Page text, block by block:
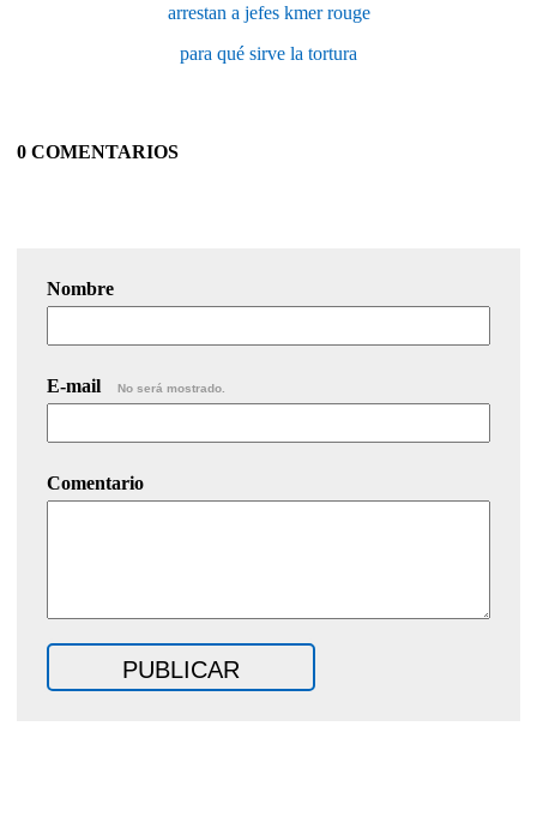
arrestan a jefes kmer rouge
para qué sirve la tortura
0 COMENTARIOS
Nombre
E-mail No será mostrado.
Comentario